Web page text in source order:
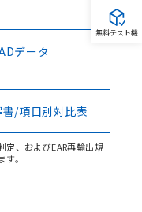
データ
/項目別対比表
定、およびEAR再輸出規
。
無料テスト機